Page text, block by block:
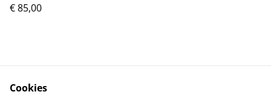
€ 85,00
Cookies